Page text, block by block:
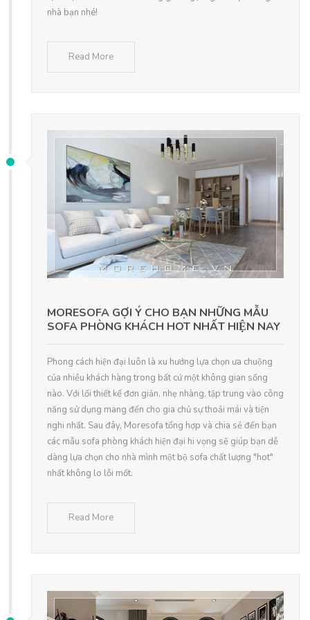
nhà bạn nhé!
Read More
MORESOFA GỢI Ý CHO BẠN NHỮNG MẪU
SOFA PHÒNG KHÁCH HOT NHẤT HIỆN NAY
Phong cách hiện đại luôn là xu hướng lựa chọn ưa chuộng
của nhiều khách hàng trong bất cứ một không gian sống
nào. Với lối thiết kế đơn giản, nhẹ nhàng, tập trung vào công
năng sử dụng mang đến cho gia chủ sự thoải mái và tiện
nghi nhất. Sau đây, Moresofa tổng hợp và chia sẻ đến bạn
các mẫu sofa phòng khách hiện đại hi vọng sẽ giúp bạn dễ
dàng lựa chọn cho nhà mình một bộ sofa chất lượng "hot"
nhất không lo lỗi mốt.
Read More